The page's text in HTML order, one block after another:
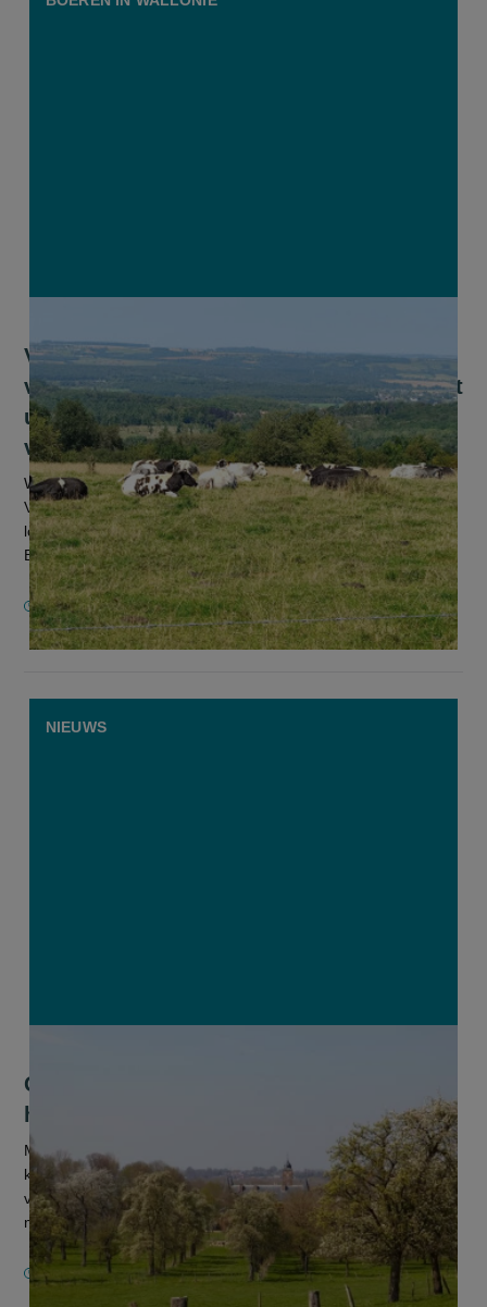
Vergiftigde waterput en hardnekkige
vergunningenstrijd: Waalse droom loopt
uit op nachtmerrie voor Vlaamse
vleesveehouders
Waar de vorige afleveringen in de zomerserie van VILT over
Vlaamse landbouwers in Wallonië succesverhalen waren,
loopt het voor de Kempense vleesveehouders Stef
Bastiaansen en Greet Rijvers...
11 AUGUSTUS 2025
Geen UNESCO-erkenning voor
hoogstamboomgaarden
Moeten hoogstamboomgaarden een UNESCO-erkenning
krijgen? Vlaams Parlementslid Lydia Peeters (Open Vld) vindt
van wel. Ze diende een resolutie in bij de Vlaamse regering
met een actieplan om...
2 JULI 2025
NIEUWS